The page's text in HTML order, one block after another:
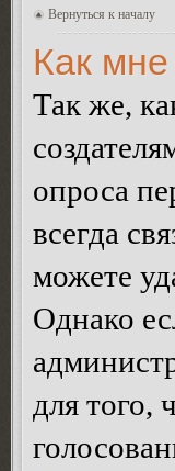
Вернуться к началу
Как
Так же,
опроса
всегда
можете
Однако
для того,